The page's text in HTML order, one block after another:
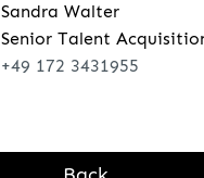
Sandra Walter
Senior Talent
+49 172 3431955